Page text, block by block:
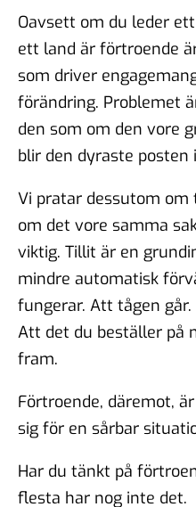
Oavsett om du leder
ett land är förtroende
som driver
förändring. Problemet
den som om den vore
blir den dyraste posten
Vi pratar dessutom
om det vore samma
viktig. Tillit är en
mindre automatisk
fungerar. Att tågen
Att det du beställer på
fram.
Förtroende, däremot,
sig för en sårbar
Har du tänkt på
flesta har nog inte det.